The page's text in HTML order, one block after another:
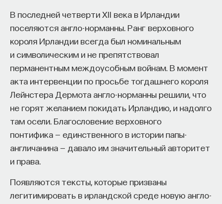
В последней четверти XII века в Ирландии
поселяются англо-норманны. Ранг верховного
короля Ирландии всегда был номинальным
и символическим и не препятствовал
перманентным междоусобным войнам. В момент
акта интервенции по просьбе тогдашнего короля
Лейнстера Дермота англо-норманны решили, что
не горят желанием покидать Ирландию, и надолго
там осели. Благословение верховного
понтифика — единственного в истории папы-
англичанина — давало им значительный авторитет
и права.
Появляются тексты, которые призваны
легитимировать в ирландской среде новую англо-